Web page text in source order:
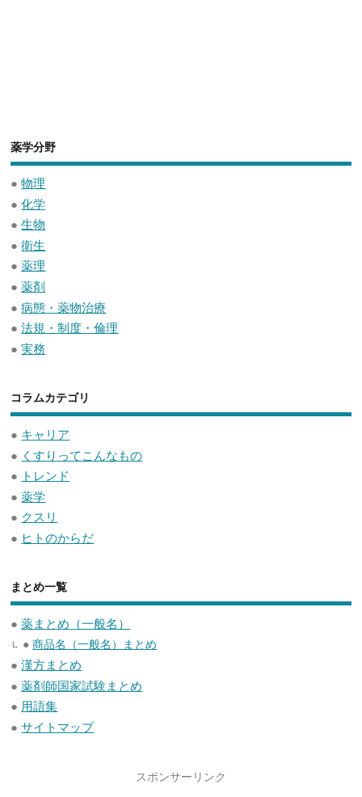
薬学分野
●物理
●化学
●生物
●衛生
●薬理
●薬剤
●病態・薬物治療
●法規・制度・倫理
●実務
コラムカテゴリ
● キャリア
● くすりってこんなもの
● トレンド
●薬学
● クスリ
● ヒトのからだ
まとめ一覧
●薬まとめ（一般名）
●商品名（一般名）まとめ
●漢方まとめ
●薬剤師国家試験まとめ
● 用語集
●サイトマップ
スポンサーリンク